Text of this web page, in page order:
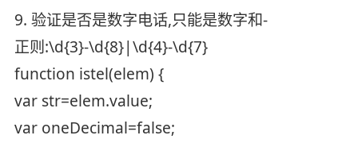
9. 验证是否是数字电话,只能是数字和-
正则:\d{3}-\d{8}|\d{4}-\d{7}
function istel(elem) {
var str=elem.value;
var oneDecimal=false;